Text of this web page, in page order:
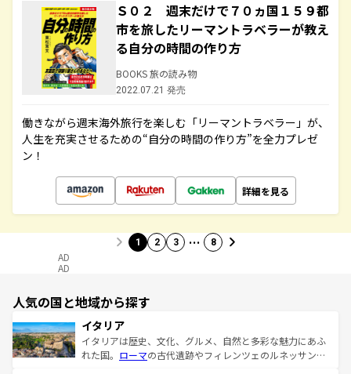
Ｓ０２ 週末だけで７０ヵ国１５９都
市を旅したリーマントラベラーが教え
る自分の時間の作り方
BOOKS 旅の読み物
2022.07.21 発売
働きながら週末海外旅行を楽しむ「リーマントラベラー」が、
人生を充実させるための“自分の時間の作り方”を全力プレゼ
ン！
詳細を見る
1 2 3 … 8
AD
AD
人気の国と地域から探す
イタリア
イタリアは歴史、文化、グルメ、自然と多彩な魅力にあふ
れた国。 ローマの古代遺跡やフィレンツェのルネッサンス